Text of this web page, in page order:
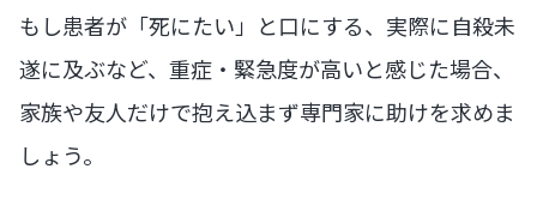
もし患者が「死にたい」と口にする、実際に自殺未
遂に及ぶなど、重症・緊急度が高いと感じた場合、
家族や友人だけで抱え込まず専門家に助けを求めま
しょう。